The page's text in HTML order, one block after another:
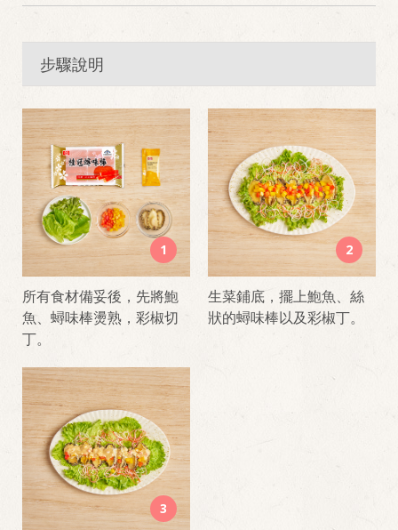
步驟說明
1
所有食材備妥後，先將鮑
魚、蟳味棒燙熟，彩椒切
丁。
2
生菜鋪底，擺上鮑魚、絲
狀的蟳味棒以及彩椒丁。
3